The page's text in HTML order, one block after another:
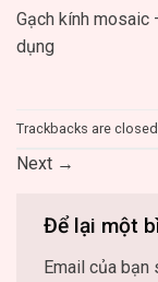
Gạch kính
dụng
Trackbacks are
Next →
Để lại một
Email của bạn